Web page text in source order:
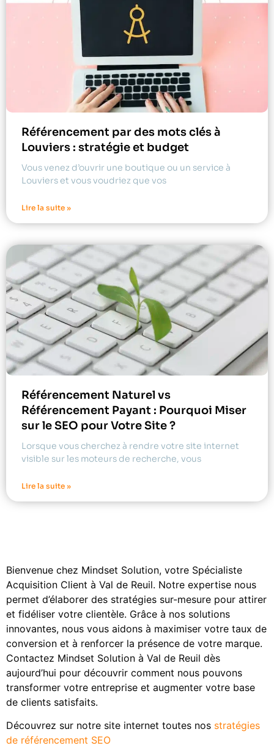
Référencement par des mots clés à
Louviers : stratégie et budget
Vous venez d’ouvrir une boutique ou un service à
Louviers et vous voudriez que vos
Lire la suite »
Référencement Naturel vs
Référencement Payant : Pourquoi Miser
sur le SEO pour Votre Site ?
Lorsque vous cherchez à rendre votre site internet
visible sur les moteurs de recherche, vous
Lire la suite »
Bienvenue chez Mindset Solution, votre Spécialiste
Acquisition Client à Val de Reuil. Notre expertise nous
permet d’élaborer des stratégies sur-mesure pour attirer
et fidéliser votre clientèle. Grâce à nos solutions
innovantes, nous vous aidons à maximiser votre taux de
conversion et à renforcer la présence de votre marque.
Contactez Mindset Solution à Val de Reuil dès
aujourd’hui pour découvrir comment nous pouvons
transformer votre entreprise et augmenter votre base
de clients satisfaits.
Découvrez sur notre site internet toutes nos stratégies
de référencement SEO